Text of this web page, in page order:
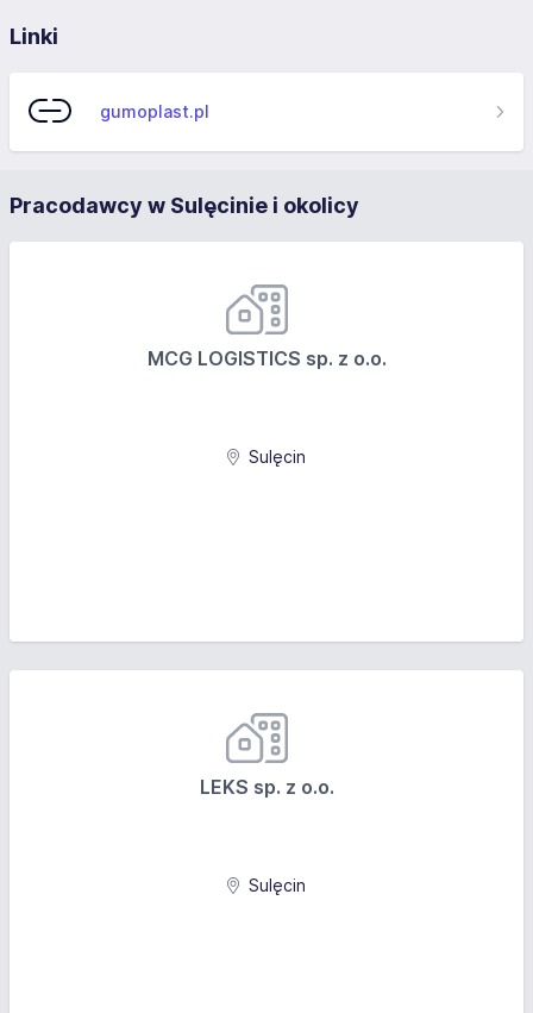
Linki
gumoplast.pl
Pracodawcy w Sulęcinie i okolicy
MCG LOGISTICS sp. z o.o.
Sulęcin
LEKS sp. z o.o.
Sulęcin